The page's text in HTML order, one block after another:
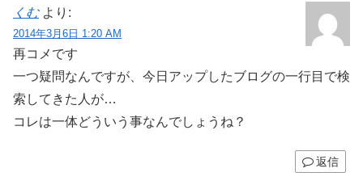
くむ より:
2014年3月6日 1:20 AM
再コメです
一つ疑問なんですが、今日アップしたブログの一行目で検
索してきた人が…
コレは一体どういう事なんでしょうね？
返信